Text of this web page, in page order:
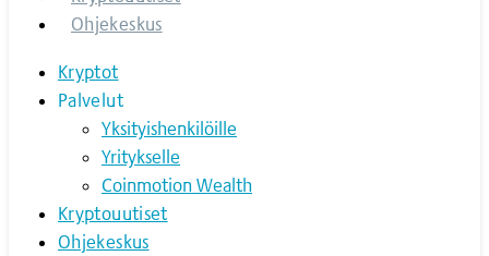
Ohjekeskus
Kryptot
Palvelut
Yksityishenkilöille
Yritykselle
Coinmotion Wealth
Kryptouutiset
Ohjekeskus